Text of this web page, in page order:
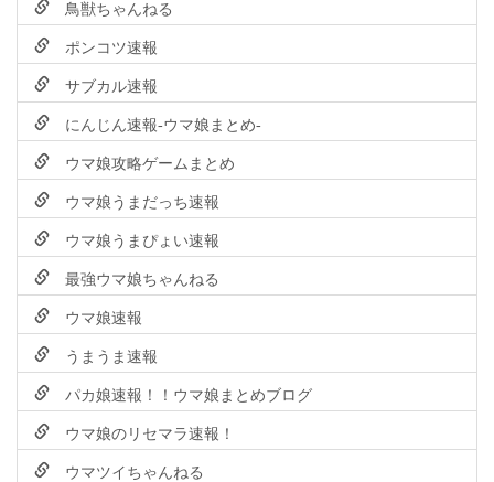
鳥獣ちゃんねる
ポンコツ速報
サブカル速報
にんじん速報-ウマ娘まとめ-
ウマ娘攻略ゲームまとめ
ウマ娘うまだっち速報
ウマ娘うまぴょい速報
最強ウマ娘ちゃんねる
ウマ娘速報
うまうま速報
パカ娘速報！！ウマ娘まとめブログ
ウマ娘のリセマラ速報！
ウマツイちゃんねる